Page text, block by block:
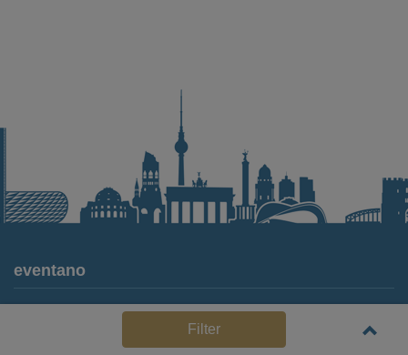
Filter
eventano